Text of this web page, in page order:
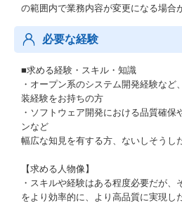
の範囲内で業務内容が変更になる場合
必要な経験
■求める経験・スキル・知識
・オープン系のシステム開発経験など
装経験をお持ちの方
・ソフトウェア開発における品質確保
ンなど
幅広な知見を有する方、ないしそうし
【求める人物像】
・スキルや経験はある程度必要だが、
をより効率的に、より高品質に実現し